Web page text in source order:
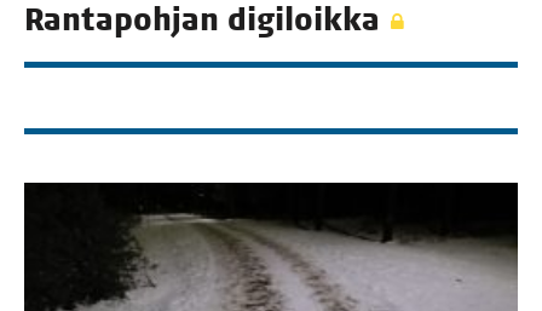
Ran­ta­poh­jan digiloikka